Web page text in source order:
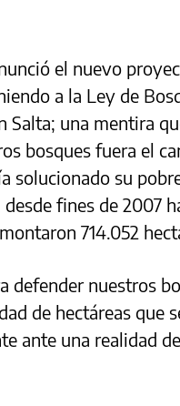
el nuevo
a la Ley de
Salta; una mentira
bosques fuera el
solucionado su
fines de 2007
714.052
defender nuestros
de hectáreas que
ante una realidad